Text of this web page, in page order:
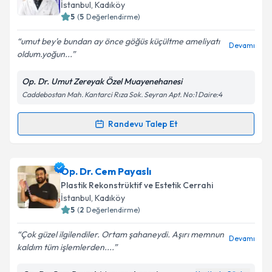
Kişisel verilerimin işlenmesine ilişkin
Metni'ni okudum ve kişisel verilerimin belirtilen
kapsamda işlenmesini kabul ediyorum.
İstanbul, Kadıköy
5 (5 Değerlendirme)
umut bey'e bundan ay önce göğüs küçültme ameliyatı
oldum.yoğun...
Devamı
Op. Dr. Umut Zereyak Özel Muayenehanesi
Caddebostan Mah. Kantarci Rıza Sok. Seyran Apt. No:1 Daire:4
Randevu Talep Et
Randevu Takvimi Talebi
Op. Dr. Umut Zereyakiçin randevu takvimi talebi
oluşturun. Size bu uzmandan randevu almanız için bir
takvim hazırlandığında e-posta ile bilgilendireceğiz.
Op. Dr. Cem Payaslı
Plastik Rekonstrüktif ve Estetik Cerrahi
İstanbul, Kadıköy
5 (2 Değerlendirme)
Çok güzel ilgilendiler. Ortam şahaneydi. Aşırı memnun
kaldım tüm işlemlerden....
Devamı